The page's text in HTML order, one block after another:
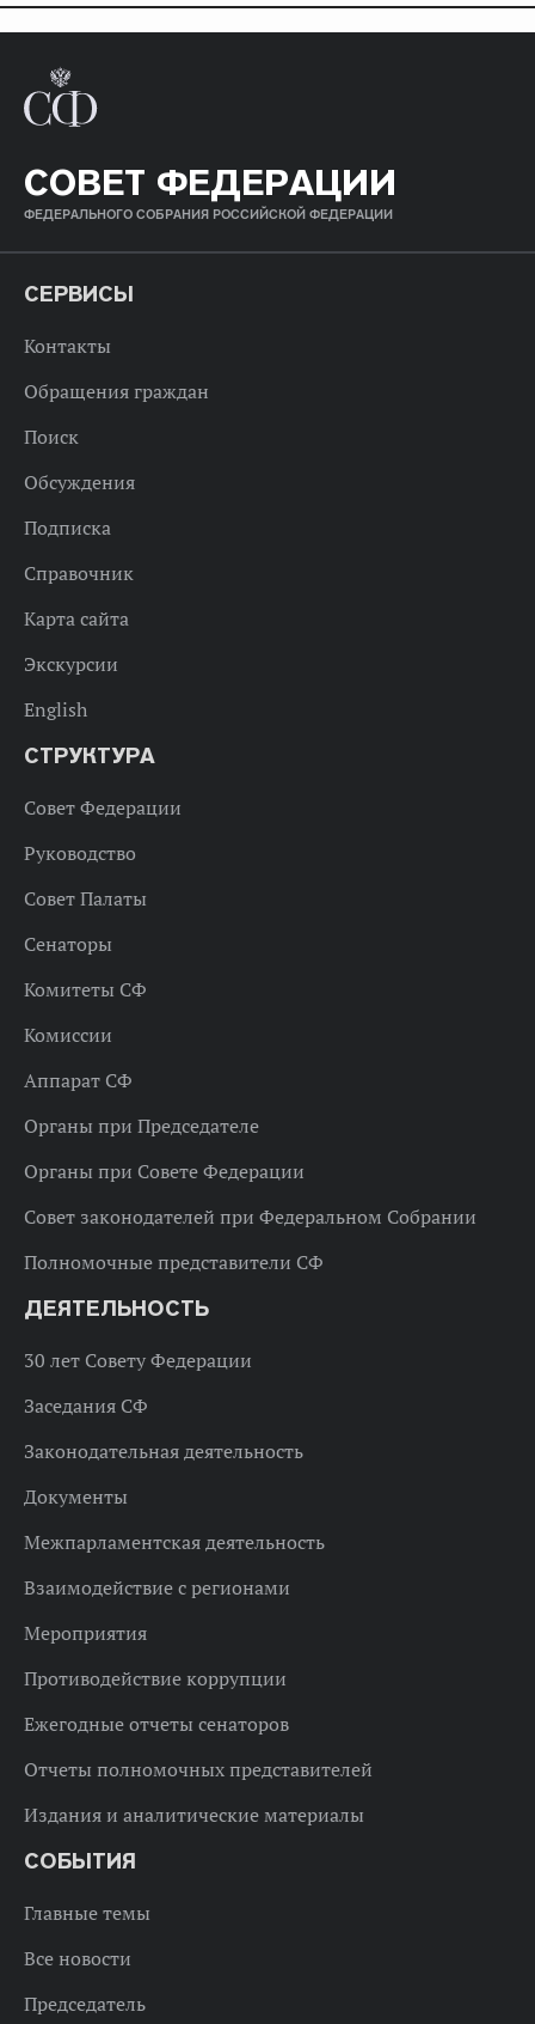
СОВЕТ ФЕДЕРАЦИИ
ФЕДЕРАЛЬНОГО СОБРАНИЯ РОССИЙСКОЙ ФЕДЕРАЦИИ
СЕРВИСЫ
Контакты
Обращения граждан
Поиск
Обсуждения
Подписка
Справочник
Карта сайта
Экскурсии
English
СТРУКТУРА
Совет Федерации
Руководство
Совет Палаты
Сенаторы
Комитеты СФ
Комиссии
Аппарат СФ
Органы при Председателе
Органы при Совете Федерации
Совет законодателей при Федеральном Собрании
Полномочные представители СФ
ДЕЯТЕЛЬНОСТЬ
30 лет Совету Федерации
Заседания СФ
Законодательная деятельность
Документы
Межпарламентская деятельность
Взаимодействие с регионами
Мероприятия
Противодействие коррупции
Ежегодные отчеты сенаторов
Отчеты полномочных представителей
Издания и аналитические материалы
СОБЫТИЯ
Главные темы
Все новости
Председатель